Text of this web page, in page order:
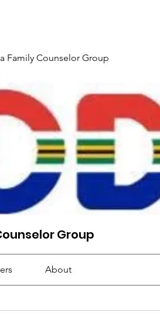
Family Counselor Group
Group
About